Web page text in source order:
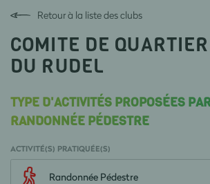
Retour à la liste des clubs
COMITE DE QUARTIER
DU RUDEL
TYPE D'ACTIVITÉS PROPOSÉES
RANDONNÉE PÉDESTRE
ACTIVITÉ(S) PRATIQUÉE(S)
Randonnée Pédestre